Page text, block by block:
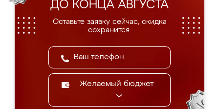
ДО КОНЦА АВГУСТА
Оставьте заявку сейчас, скидка
сохранится.
Желаемый бюджет